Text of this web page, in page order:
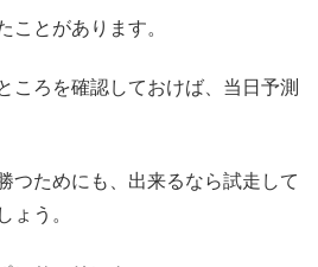
ことがあります。
ころを確認しておけば、当日予測
つためにも、出来るなら試走して
ょう。